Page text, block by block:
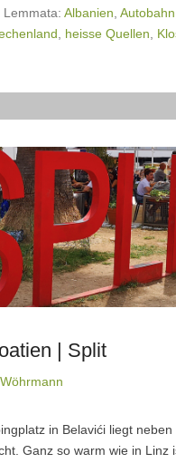
Lemmata: Albanien Autobahn
heisse Quellen
| Split
in Belavići liegt
Ganz so warm wie in